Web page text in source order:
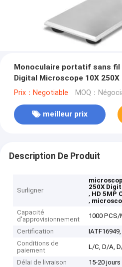
Monoculaire portatif sans fil
Digital Microscope 10X 250X
Prix：Negotiable MOQ：
meilleur prix
Description De Produit
Surligner
250X
, HD 5MP
,
Capacité
d'approvisionnement
1000 PCS/
Certification
IATF16949,
Conditions de
paiement
L/C, D/A,
Délai de livraison
15-20